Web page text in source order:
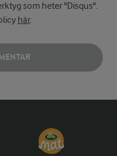
som heter "Disqus".
här.